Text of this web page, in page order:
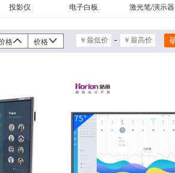
投影仪 电子白板 激光笔/演示器
格 价格 -